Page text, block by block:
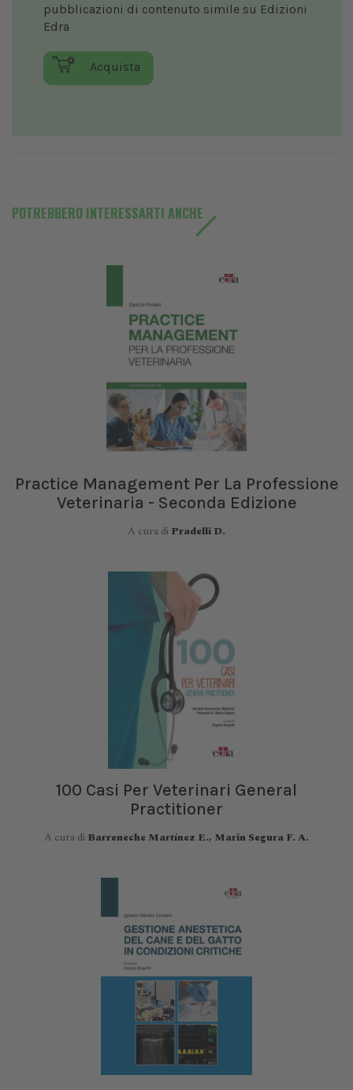
pubblicazioni di contenuto simile su Edizioni
Edra
Acquista
POTREBBERO INTERESSARTI ANCHE
Practice Management Per La Professione
Veterinaria - Seconda Edizione
A cura di Pradelli D.
100 Casi Per Veterinari General
Practitioner
A cura di Barreneche Martínez E., Marin Segura F. A.